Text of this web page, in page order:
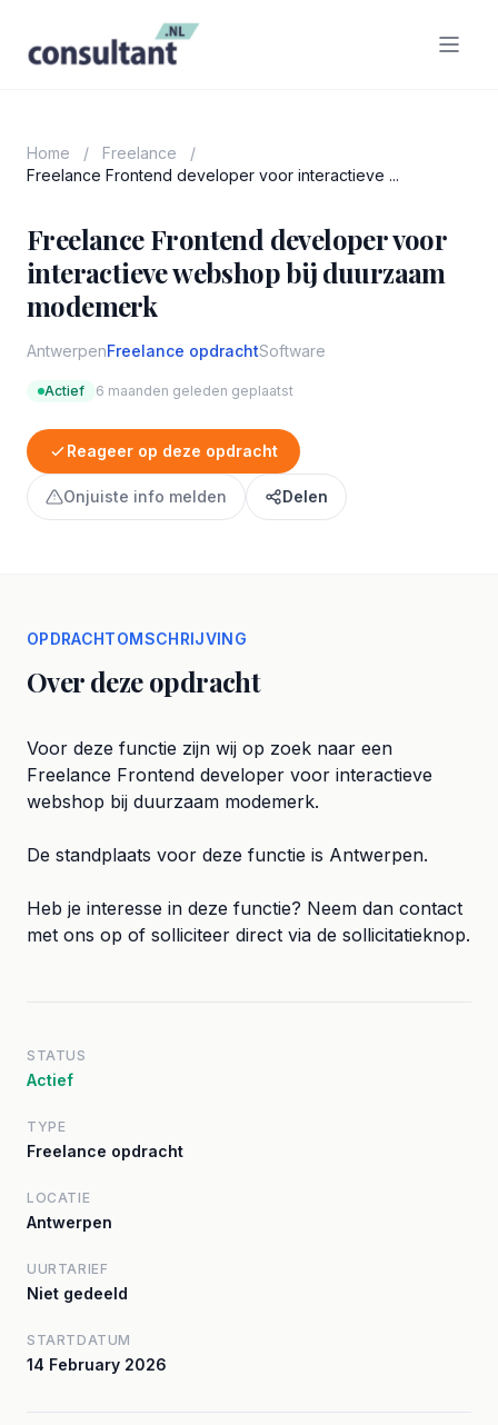
Home / Freelance
/
Freelance Frontend developer voor interactieve ...
Freelance Frontend developer voor
interactieve webshop bij duurzaam
modemerk
AntwerpenFreelance opdrachtSoftware
Actief 6 maanden geleden geplaatst
Reageer op deze opdracht
Onjuiste info melden Delen
OPDRACHTOMSCHRIJVING
Over deze opdracht
Voor deze functie zijn wij op zoek naar een
Freelance Frontend developer voor interactieve
webshop bij duurzaam modemerk.
De standplaats voor deze functie is Antwerpen.
Heb je interesse in deze functie? Neem dan contact
met ons op of solliciteer direct via de sollicitatieknop.
STATUS
Actief
TYPE
Freelance opdracht
LOCATIE
Antwerpen
UURTARIEF
Niet gedeeld
STARTDATUM
14 February 2026